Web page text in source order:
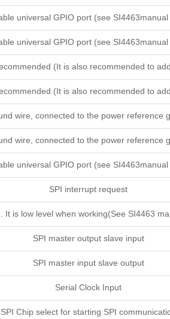
universal GPIO port (see SI4463manual
universal GPIO port (see SI4463manual
(It is also recommended to
(It is also recommended to
wire, connected to the power reference
wire, connected to the power reference
universal GPIO port (see SI4463manual
SPI interrupt request
It is low level when working(See SI4463
SPI master output slave input
SPI master input slave output
Serial Clock Input
Chip select for starting SPI